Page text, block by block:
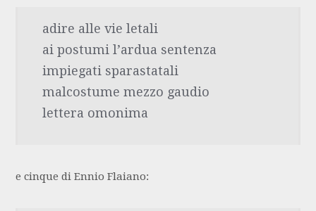
adire alle vie letali
ai postumi l’ardua sentenza
impiegati sparastatali
malcostume mezzo gaudio
lettera omonima
e cinque di Ennio Flaiano: